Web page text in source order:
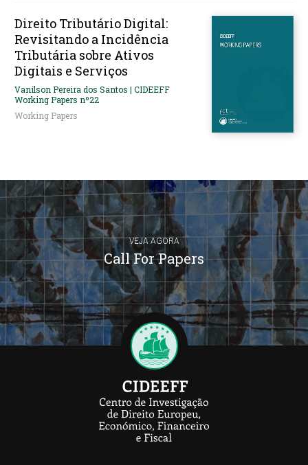
Direito Tributário Digital:
Revisitando a Incidência
Tributária sobre Ativos
Digitais e Serviços
Vanilson Pereira dos Santos | CIDEEFF
Working Papers nº22
Working Papers
VEJA AGORA
Call For Papers